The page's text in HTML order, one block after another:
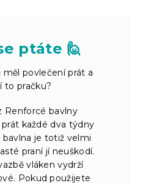
ptáte 🙋
měl povlečení prát a
to pračku?
Renforcé bavlny
každé dva týdny
bavlna je totiž velmi
praní jí neuškodí.
vláken vydrží
Pokud použijete